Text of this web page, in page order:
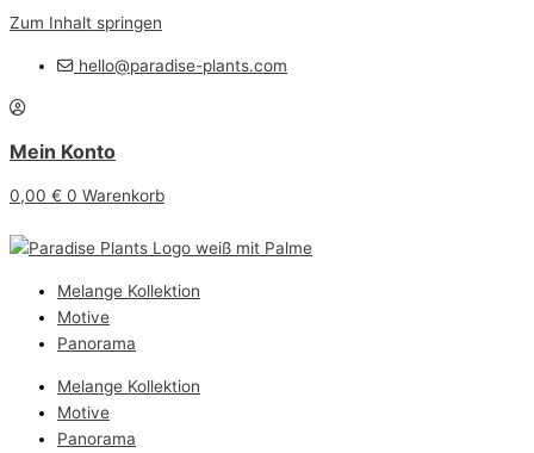
Zum Inhalt springen
hello@paradise-plants.com
Mein Konto
0,00 € 0 Warenkorb
Melange Kollektion
Motive
Panorama
Melange Kollektion
Motive
Panorama